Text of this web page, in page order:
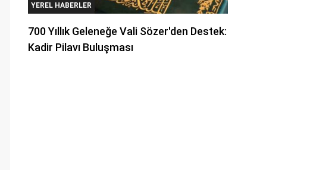
YEREL HABERLER
700 Yıllık Geleneğe Vali Sözer'den Destek:
Kadir Pilavı Buluşması